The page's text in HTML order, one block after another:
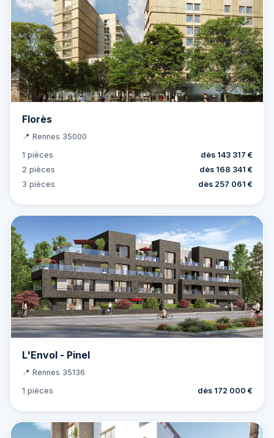
Florès
📍 Rennes 35000
1 pièces
dès 143 317 €
2 pièces
dès 168 341 €
3 pièces
dès 257 061 €
L'Envol - Pinel
📍 Rennes 35136
1 pièces
dès 172 000 €